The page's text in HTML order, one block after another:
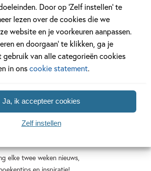
Door op ‘Zelf instellen’ te
lezen over de cookies die we
website en je voorkeuren aanpassen.
en doorgaan’ te klikken, ga je
van alle categorieën cookies
in onscookie statement.
Ja, ik accepteer cookies
Zelf instellen
Bekijk alle artikelen
geen enkel kinderboek
meer en schrijf
elke twee weken nieuws,